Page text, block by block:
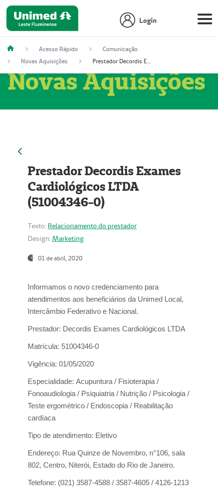
Login
Acesso Rápido
Comunicação
Novas Aquisições
Prestador Decordis Exames Cardiológicos LTDA (51004346-0)
Novas Aquisições
Prestador Decordis Exames
Cardiológicos LTDA
(51004346-0)
Texto: Relacionamento do prestador
Design: Marketing
01 de abril, 2020
Informamos o novo credenciamento para
atendimentos aos beneficiários da Unimed Local,
Intercâmbio Federativo e Nacional.
Prestador: Decordis Exames Cardiológicos LTDA
Matrícula: 51004346-0
Vigência: 01/05/2020
Especialidade: Acupuntura / Fisioterapia /
Fonoaudiologia / Psiquiatria / Nutrição / Psicologia /
Teste ergométrico / Endoscopia / Reabilitação
cardíaca
Tipo de atendimento: Eletivo
Endereço: Rua Quinze de Novembro, n°106, sala
802, Centro, Niterói, Estado do Rio de Janeiro.
Telefone: (021) 3587-4588 / 3587-4605 / 4126-1213